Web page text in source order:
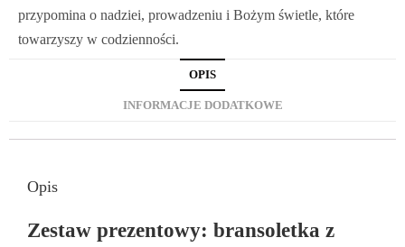
przypomina o nadziei, prowadzeniu i Bożym świetle, które
towarzyszy w codzienności.
OPIS
INFORMACJE DODATKOWE
Opis
Zestaw prezentowy: bransoletka z